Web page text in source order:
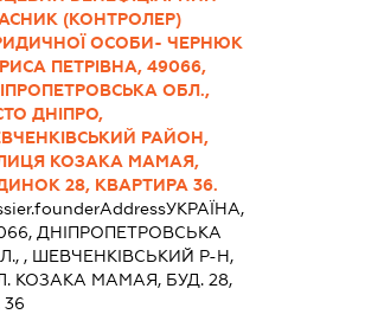
(КОНТРОЛЕР)
ОСОБИ- ЧЕРНЮК
ПЕТРІВНА, 49066,
ОБЛ.,
ДНІПРО,
РАЙОН,
КОЗАКА МАМАЯ,
28, КВАРТИРА 36.
УКРАЇНА,
ДНIПРОПЕТРОВСЬКА
, ШЕВЧЕНКIВСЬКИЙ Р-Н,
КОЗАКА МАМАЯ, БУД. 28,
36